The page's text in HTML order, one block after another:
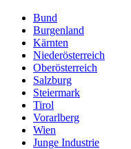
Bund
Burgenland
Kärnten
Niederösterreich
Oberösterreich
Salzburg
Steiermark
Tirol
Vorarlberg
Wien
Junge Industrie